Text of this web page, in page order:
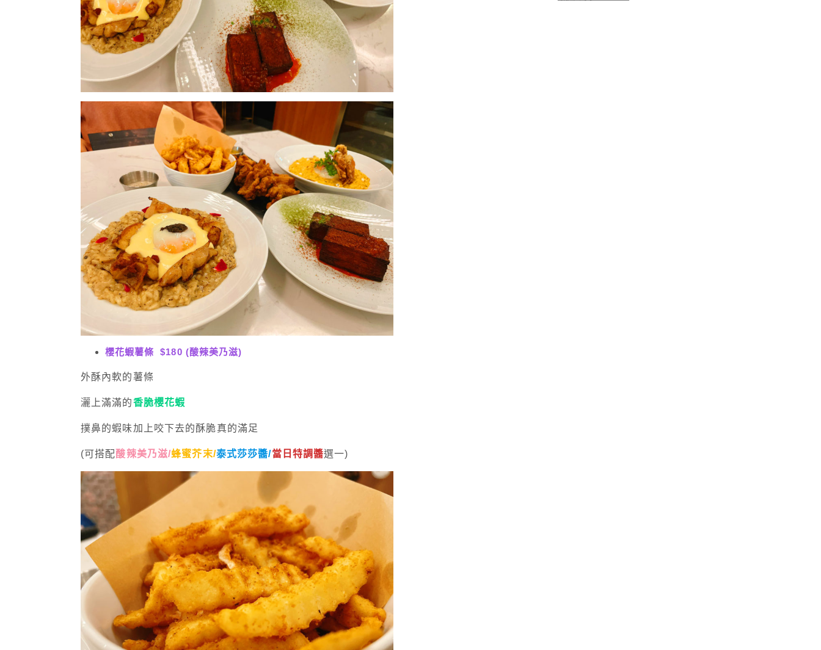
櫻花蝦薯條 $180 (酸辣美乃滋)
外酥內軟的薯條
灑上滿滿的香脆櫻花蝦
撲鼻的蝦味加上咬下去的酥脆真的滿足
(可搭配酸辣美乃滋/蜂蜜芥末/泰式莎莎醬/當日特調醬選一)